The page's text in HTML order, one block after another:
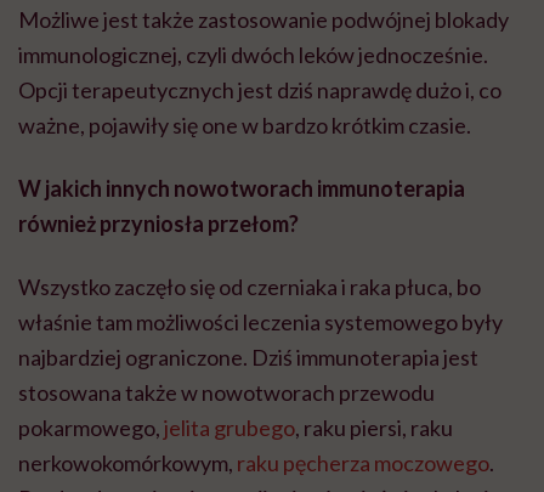
Możliwe jest także zastosowanie podwójnej blokady
immunologicznej, czyli dwóch leków jednocześnie.
Opcji terapeutycznych jest dziś naprawdę dużo i, co
ważne, pojawiły się one w bardzo krótkim czasie.
W jakich innych nowotworach immunoterapia
również przyniosła przełom?
Wszystko zaczęło się od czerniaka i raka płuca, bo
właśnie tam możliwości leczenia systemowego były
najbardziej ograniczone. Dziś immunoterapia jest
stosowana także w nowotworach przewodu
pokarmowego,jelita grubego, raku piersi, raku
nerkowokomórkowym, raku pęcherza moczowego.